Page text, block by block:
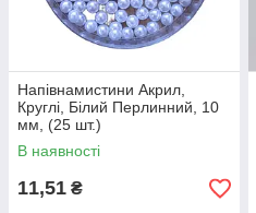
Напівнамистини Акрил,
Круглі, Білий Перлинний, 10
мм, (25 шт.)
В наявності
11,51 ₴